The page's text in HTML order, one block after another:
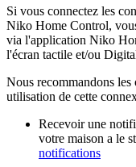
Si vous connectez les
Niko Home Control,
via l'application Niko
l'écran tactile et/ou
Nous recommandons
utilisation de cette
Recevoir une
votre maison a le
notifications